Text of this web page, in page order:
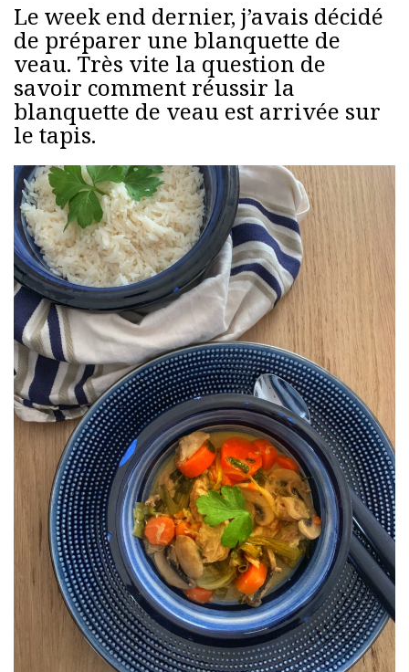
Le week end dernier, j’avais décidé
de préparer une blanquette de
veau. Très vite la question de
savoir comment réussir la
blanquette de veau est arrivée sur
le tapis.